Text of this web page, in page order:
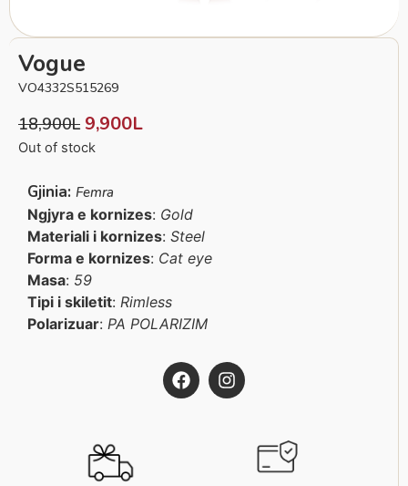
Vogue
VO4332S515269
18,900L 9,900L
Out of stock
Gjinia: Femra
Ngjyra e kornizes: Gold
Materiali i kornizes: Steel
Forma e kornizes: Cat eye
Masa: 59
Tipi i skiletit: Rimless
Polarizuar: PA POLARIZIM